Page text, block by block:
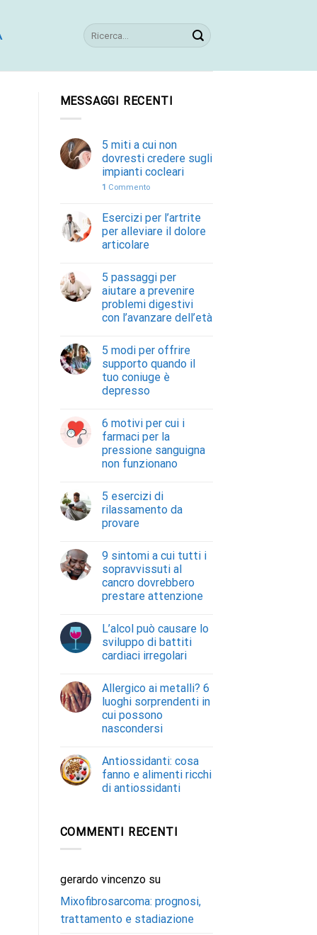
MESSAGGI RECENTI
5 miti a cui non
dovresti credere sugli
impianti cocleari
1 Commento
Esercizi per l’artrite
per alleviare il dolore
articolare
5 passaggi per
aiutare a prevenire
problemi digestivi
con l’avanzare dell’età
5 modi per offrire
supporto quando il
tuo coniuge è
depresso
6 motivi per cui i
farmaci per la
pressione sanguigna
non funzionano
5 esercizi di
rilassamento da
provare
9 sintomi a cui tutti i
sopravvissuti al
cancro dovrebbero
prestare attenzione
L’alcol può causare lo
sviluppo di battiti
cardiaci irregolari
Allergico ai metalli? 6
luoghi sorprendenti in
cui possono
nascondersi
Antiossidanti: cosa
fanno e alimenti ricchi
di antiossidanti
COMMENTI RECENTI
gerardo vincenzosu
Mixofibrosarcoma: prognosi,
trattamento e stadiazione